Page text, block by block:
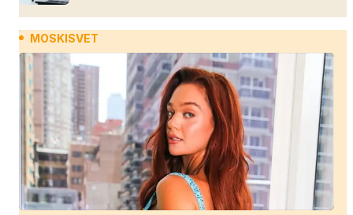
MOSKISVET